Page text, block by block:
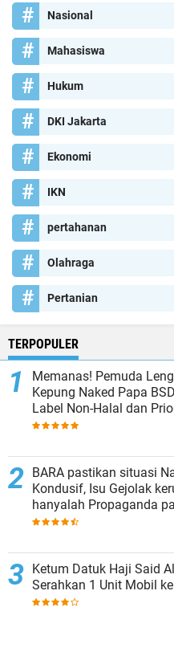
Nasional
Mahasiswa
Hukum
DKI Jakarta
Ekonomi
IKN
pertahanan
Olahraga
Pertanian
TERPOPULER
Memanas! Pemuda
Kepung Naked Papa
Label Non-Halal dan
Lokal
BARA pastikan situasi Nasional
Kondusif, Isu Gejolak
hanyalah Propaganda
tidak cinta NKRI!!!
Ketum Datuk Haji Said
Serahkan 1 Unit Mobil ke